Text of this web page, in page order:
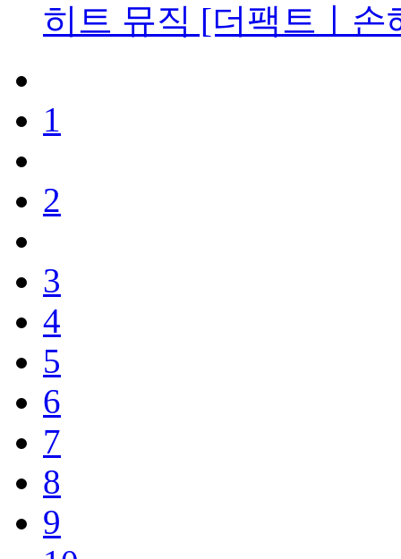
히트 뮤직 [더팩트ㅣ손
1
2
3
4
5
6
7
8
9